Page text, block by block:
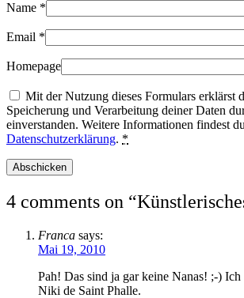
Name *
Email *
Homepage
Mit der Nutzung dieses Formulars erklärst
Speicherung und Verarbeitung deiner Daten
einverstanden. Weitere Informationen findest
Datenschutzerklärung. *
4 comments on “
Franca says:
Mai 19, 2010
Pah! Das sind ja gar keine Nanas! ;-)
Niki de Saint Phalle.